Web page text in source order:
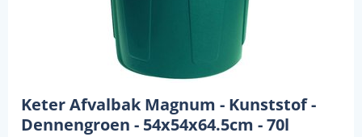
Keter Afvalbak Magnum - Kunststof -
Dennengroen - 54x54x64.5cm - 70l